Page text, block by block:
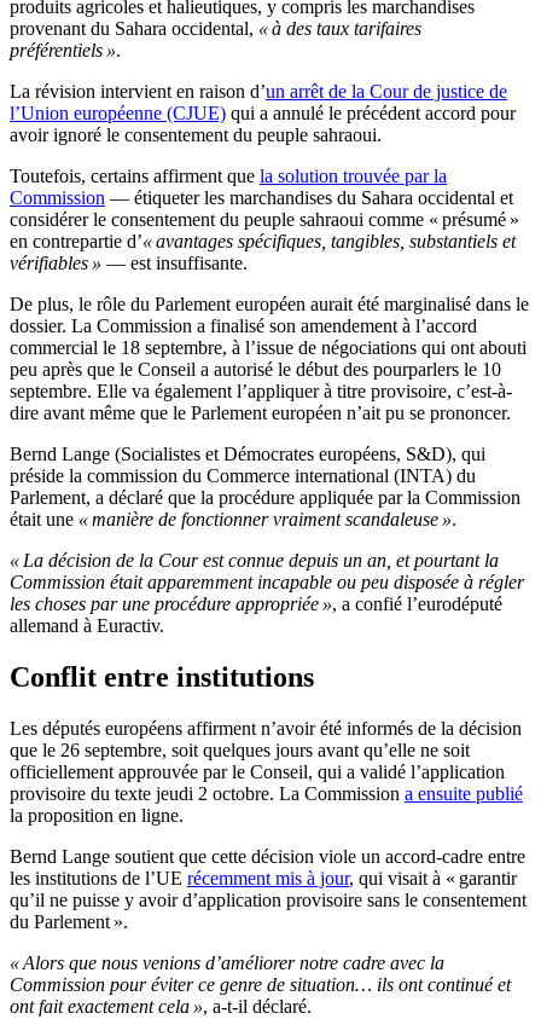
produits agricoles et halieutiques, y compris les marchandises
provenant du Sahara occidental, « à des taux tarifaires
préférentiels ».
La révision intervient en raison d’un arrêt de la Cour de justice de
l’Union européenne (CJUE) qui a annulé le précédent accord pour
avoir ignoré le consentement du peuple sahraoui.
Toutefois, certains affirment que la solution trouvée par la
Commission — étiqueter les marchandises du Sahara occidental et
considérer le consentement du peuple sahraoui comme « présumé »
en contrepartie d’« avantages spécifiques, tangibles, substantiels et
vérifiables » — est insuffisante.
De plus, le rôle du Parlement européen aurait été marginalisé dans le
dossier. La Commission a finalisé son amendement à l’accord
commercial le 18 septembre, à l’issue de négociations qui ont abouti
peu après que le Conseil a autorisé le début des pourparlers le 10
septembre. Elle va également l’appliquer à titre provisoire, c’est-à-
dire avant même que le Parlement européen n’ait pu se prononcer.
Bernd Lange (Socialistes et Démocrates européens, S&D), qui
préside la commission du Commerce international (INTA) du
Parlement, a déclaré que la procédure appliquée par la Commission
était une « manière de fonctionner vraiment scandaleuse ».
« La décision de la Cour est connue depuis un an, et pourtant la
Commission était apparemment incapable ou peu disposée à régler
les choses par une procédure appropriée », a confié l’eurodéputé
allemand à Euractiv.
Conflit entre institutions
Les députés européens affirment n’avoir été informés de la décision
que le 26 septembre, soit quelques jours avant qu’elle ne soit
officiellement approuvée par le Conseil, qui a validé l’application
provisoire du texte jeudi 2 octobre. La Commission a ensuite publié
la proposition en ligne.
Bernd Lange soutient que cette décision viole un accord-cadre entre
les institutions de l’UE récemment mis à jour, qui visait à « garantir
qu’il ne puisse y avoir d’application provisoire sans le consentement
du Parlement ».
« Alors que nous venions d’améliorer notre cadre avec la
Commission pour éviter ce genre de situation… ils ont continué et
ont fait exactement cela », a-t-il déclaré.